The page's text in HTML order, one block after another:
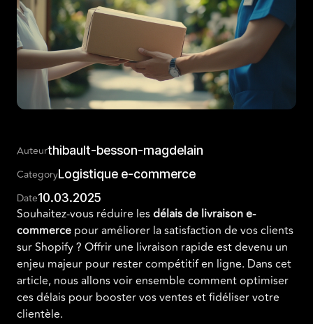
Auteurthibault-besson-magdelain
CategoryLogistique e-commerce
Date10.03.2025
Souhaitez-vous réduire lesdélais de livraison e-
commerce pour améliorer la satisfaction de vos clients
sur Shopify ? Offrir une livraison rapide est devenu un
enjeu majeur pour rester compétitif en ligne. Dans cet
article, nous allons voir ensemble comment optimiser
ces délais pour booster vos ventes et fidéliser votre
clientèle.